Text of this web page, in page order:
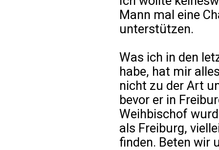
Mann mal eine
unterstützen.
Was ich in den
habe, hat mir
nicht zu der Art
bevor er in
Weihbischof
als Freiburg,
finden. Beten wir